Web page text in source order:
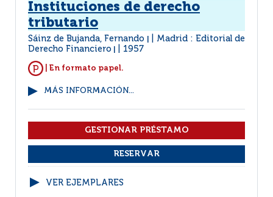
Instituciones de derecho
tributario
Sáinz de Bujanda, Fernando
Madrid : Editorial de
Derecho Financiero
1957
| En formato papel.
MÁS INFORMACIÓN...
VER EJEMPLARES